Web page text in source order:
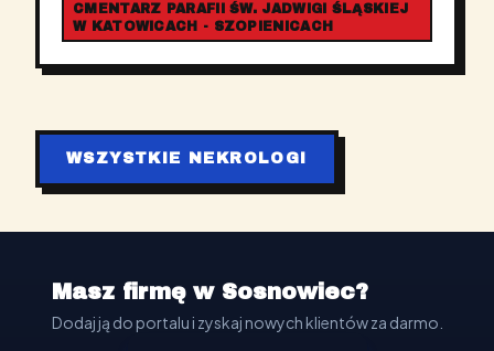
CMENTARZ PARAFII ŚW. JADWIGI ŚLĄSKIEJ
W KATOWICACH - SZOPIENICACH
WSZYSTKIE NEKROLOGI
Masz firmę w Sosnowiec?
Dodaj ją do portalu i zyskaj nowych klientów za darmo.